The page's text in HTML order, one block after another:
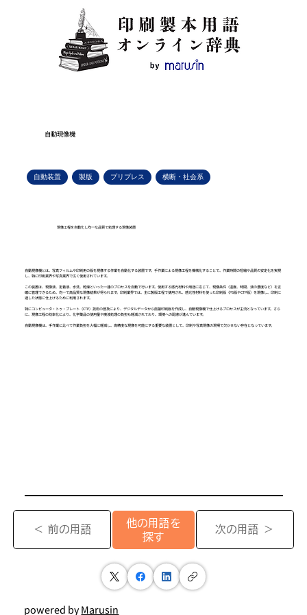
自動現像機
自動装置 製版 プリプレス 横断・社会系
現像工程を自動化し均一な品質で処理する現像装置
自動現像機とは、写真フィルムや印刷用の版を現像する作業を自動化する装置です。手作業による現像工程を機械化することで、作業時間の短縮や品質の安定化を実現
し、特に印刷業界や写真業界で広く使用されています。
この装置は、現像液、定着液、水洗、乾燥といった一連のプロセスを自動で行います。使用する感光材料や用途に応じて、現像条件（温度、時間、液の濃度など）を正
確に管理できるため、均一で高品質な現像結果が得られます。印刷業界では、主に製版工程で使用され、感光性材料を使った印刷版（PS版やCTP版）を現像し、印刷に
適した状態に仕上げるために利用されます。
特にコンピュータ・トゥ・プレート（CTP）技術の普及により、デジタルデータから直接印刷版を作成し、自動現像機で仕上げるプロセスが主流となっています。さら
に、現像工程の効率化により、化学薬品の使用量や廃液処理の負担も軽減されており、環境への配慮が進んでいます。
自動現像機は、手作業に比べて作業負担を大幅に軽減し、高精度な現像を可能にする重要な装置として、印刷や写真現像の現場で欠かせない存在となっています。
＜ 前の用語
他の用語を
探す
次の用語 ＞
powered byMarusin